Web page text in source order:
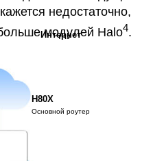
недостаточно,
модулей Halo4.
Интернет
H80X
Основной роутер